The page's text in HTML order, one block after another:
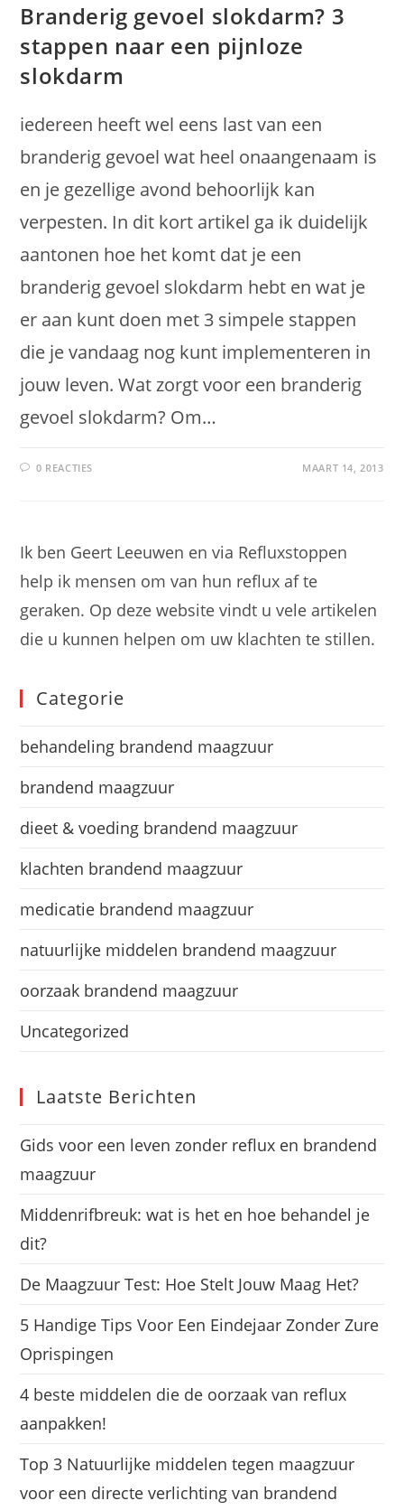
Branderig gevoel slokdarm? 3
stappen naar een pijnloze
slokdarm
iedereen heeft wel eens last van een
branderig gevoel wat heel onaangenaam is
en je gezellige avond behoorlijk kan
verpesten. In dit kort artikel ga ik duidelijk
aantonen hoe het komt dat je een
branderig gevoel slokdarm hebt en wat je
er aan kunt doen met 3 simpele stappen
die je vandaag nog kunt implementeren in
jouw leven. Wat zorgt voor een branderig
gevoel slokdarm? Om…
0 REACTIES MAART 14, 2013
Ik ben Geert Leeuwen en via Refluxstoppen
help ik mensen om van hun reflux af te
geraken. Op deze website vindt u vele artikelen
die u kunnen helpen om uw klachten te stillen.
Categorie
behandeling brandend maagzuur
brandend maagzuur
dieet & voeding brandend maagzuur
klachten brandend maagzuur
medicatie brandend maagzuur
natuurlijke middelen brandend maagzuur
oorzaak brandend maagzuur
Uncategorized
Laatste Berichten
Gids voor een leven zonder reflux en brandend
maagzuur
Middenrifbreuk: wat is het en hoe behandel je
dit?
De Maagzuur Test: Hoe Stelt Jouw Maag Het?
5 Handige Tips Voor Een Eindejaar Zonder Zure
Oprispingen
4 beste middelen die de oorzaak van reflux
aanpakken!
Top 3 Natuurlijke middelen tegen maagzuur
voor een directe verlichting van brandend